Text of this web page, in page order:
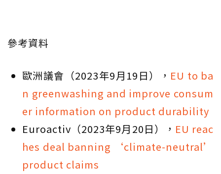
參考資料
歐洲議會（2023年9月19日）， EU to ba
n greenwashing and improve consum
er information on product durability
Euroactiv（2023年9月20日）， EU reac
hes deal banning ‘climate-neutral’
product claims